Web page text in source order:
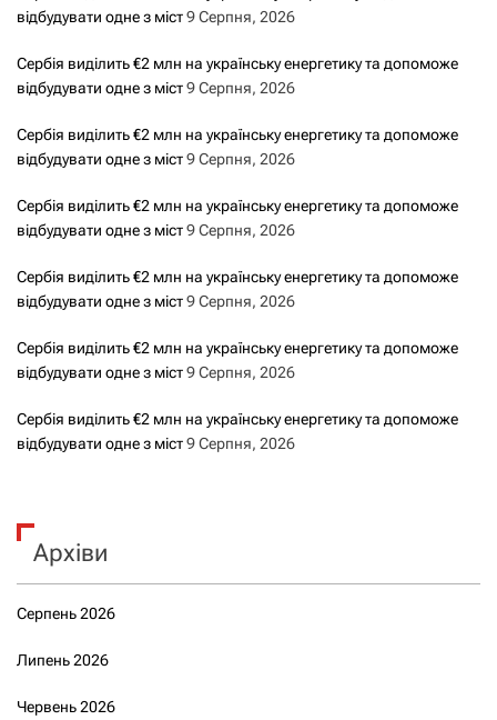
відбудувати одне з міст9 Серпня, 2026
Сербія виділить €2 млн на українську енергетику та допоможе
відбудувати одне з міст9 Серпня, 2026
Сербія виділить €2 млн на українську енергетику та допоможе
відбудувати одне з міст9 Серпня, 2026
Сербія виділить €2 млн на українську енергетику та допоможе
відбудувати одне з міст9 Серпня, 2026
Сербія виділить €2 млн на українську енергетику та допоможе
відбудувати одне з міст9 Серпня, 2026
Сербія виділить €2 млн на українську енергетику та допоможе
відбудувати одне з міст9 Серпня, 2026
Сербія виділить €2 млн на українську енергетику та допоможе
відбудувати одне з міст9 Серпня, 2026
Архіви
Серпень 2026
Липень 2026
Червень 2026